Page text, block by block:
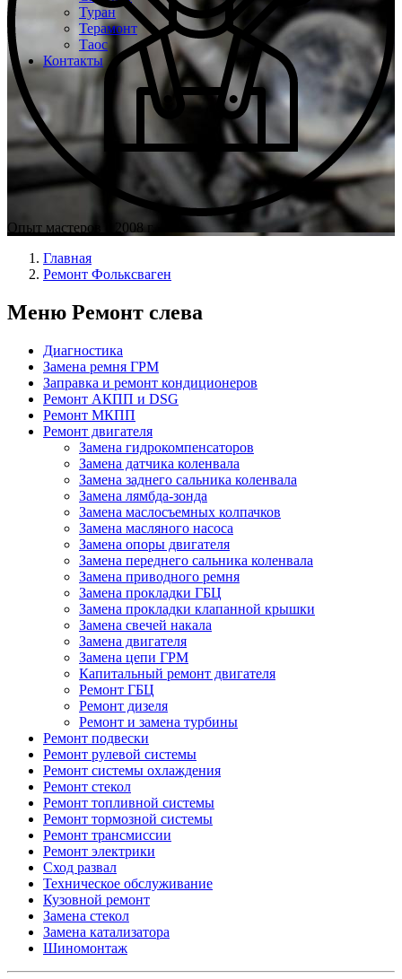
Туран
Терамонт
Таос
Контакты
Опыт мастеров с 2008 г.
Главная
Ремонт Фольксваген
Меню Ремонт слева
Диагностика
Замена ремня ГРМ
Заправка и ремонт кондиционеров
Ремонт АКПП и DSG
Ремонт МКПП
Ремонт двигателя
Замена гидрокомпенсаторов
Замена датчика коленвала
Замена заднего сальника коленвала
Замена лямбда-зонда
Замена маслосъемных колпачков
Замена масляного насоса
Замена опоры двигателя
Замена переднего сальника коленвала
Замена приводного ремня
Замена прокладки ГБЦ
Замена прокладки клапанной крышки
Замена свечей накала
Замена двигателя
Замена цепи ГРМ
Капитальный ремонт двигателя
Ремонт ГБЦ
Ремонт дизеля
Ремонт и замена турбины
Ремонт подвески
Ремонт рулевой системы
Ремонт системы охлаждения
Ремонт стекол
Ремонт топливной системы
Ремонт тормозной системы
Ремонт трансмиссии
Ремонт электрики
Сход развал
Техническое обслуживание
Кузовной ремонт
Замена стекол
Замена катализатора
Шиномонтаж